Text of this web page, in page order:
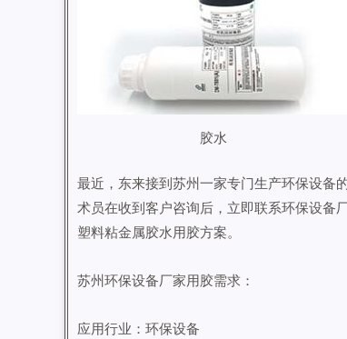
胶水
最近，东来接到苏州一家专门生产环保设备
术员在收到客户咨询后，立即联系环保设备
塑料粘金属胶水用胶方案。
苏州环保设备厂家用胶需求：
应用行业：环保设备